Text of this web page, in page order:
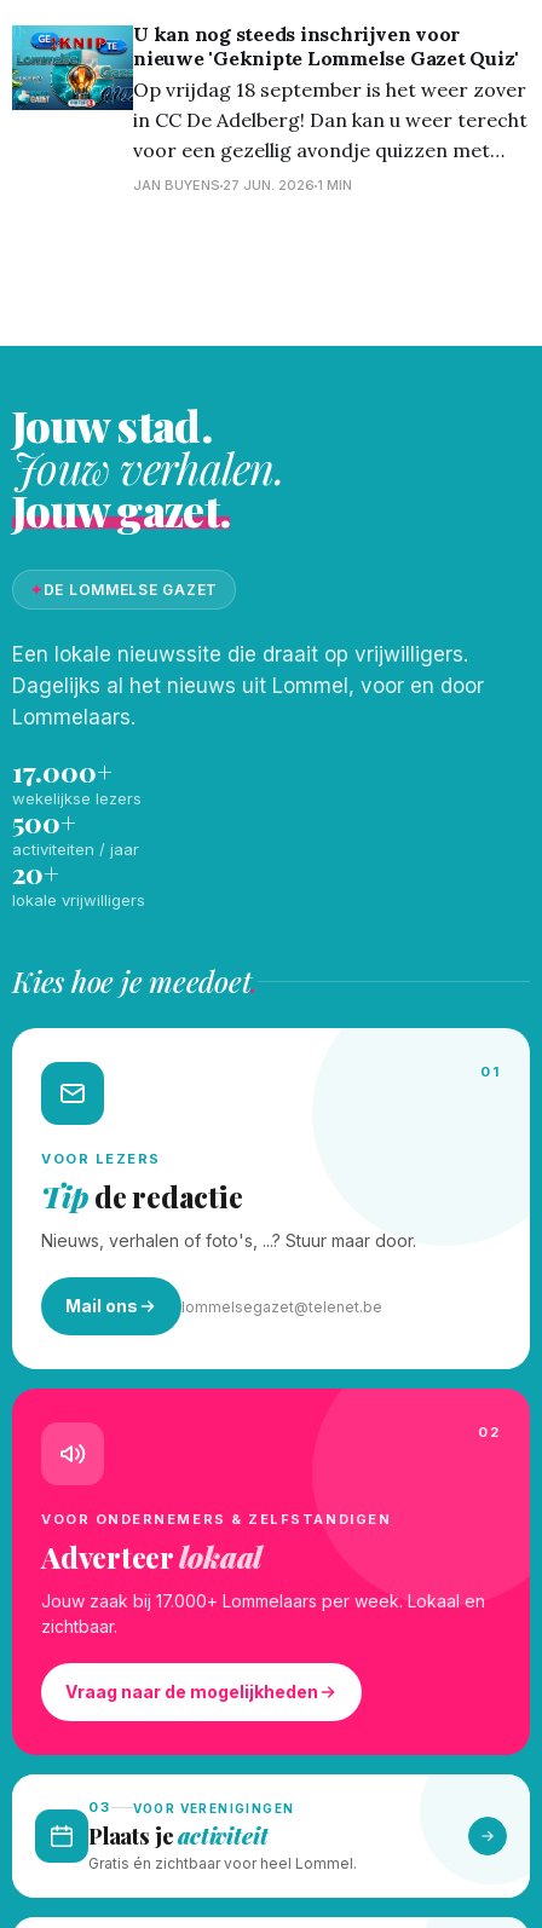
pizza-party. Jammer genoeg kon niet
iedereen aanwezig zijn (verlof of 'te velde
op Rampage'), maar
U kan nog steeds inschrijven voor
nieuwe 'Geknipte Lommelse Gazet Quiz'
Op vrijdag 18 september is het weer zover
in CC De Adelberg! Dan kan u weer terecht
voor een gezellig avondje quizzen met
vragen over muziek, film, actualiteit,
JAN BUYENS 27 JUN. 2026 1 MIN
Jouw stad.
Jouw verhalen.
Jouw gazet.
✦DE LOMMELSE GAZET
Een lokale nieuwssite die draait op vrijwilligers.
Dagelijks al het nieuws uit Lommel, voor en door
Lommelaars.
17.000+
wekelijkse lezers
500+
activiteiten / jaar
20+
lokale vrijwilligers
Kies hoe je meedoet.
01
VOOR LEZERS
Tipde redactie
Nieuws, verhalen of foto's, ...? Stuur maar door.
Mail ons lommelsegazet@telenet.be
02
VOOR ONDERNEMERS & ZELFSTANDIGEN
Adverteerlokaal
Jouw zaak bij 17.000+ Lommelaars per week. Lokaal en
zichtbaar.
Vraag naar de mogelijkheden
03 VOOR VERENIGINGEN
Plaats jeactiviteit
Gratis én zichtbaar voor heel Lommel.